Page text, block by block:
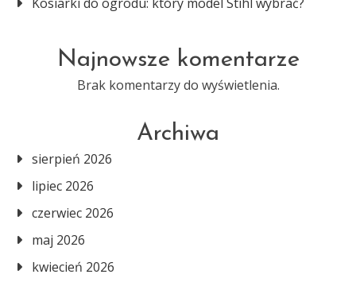
Najnowsze komentarze
Brak komentarzy do wyświetlenia.
Archiwa
sierpień 2026
lipiec 2026
czerwiec 2026
maj 2026
kwiecień 2026